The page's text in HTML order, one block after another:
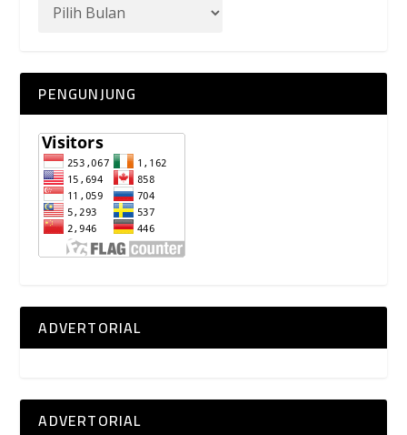
PENGUNJUNG
ADVERTORIAL
ADVERTORIAL